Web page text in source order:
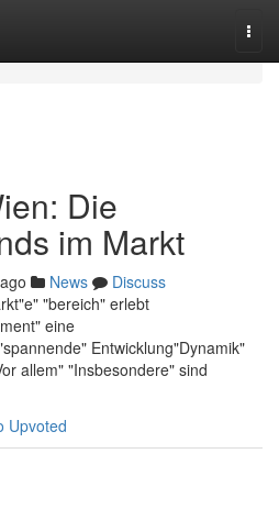
Die
im Markt
News
Discuss
"bereich" erlebt
eine
Entwicklung"Dynamik"
allem" "Insbesondere" sind
Upvoted